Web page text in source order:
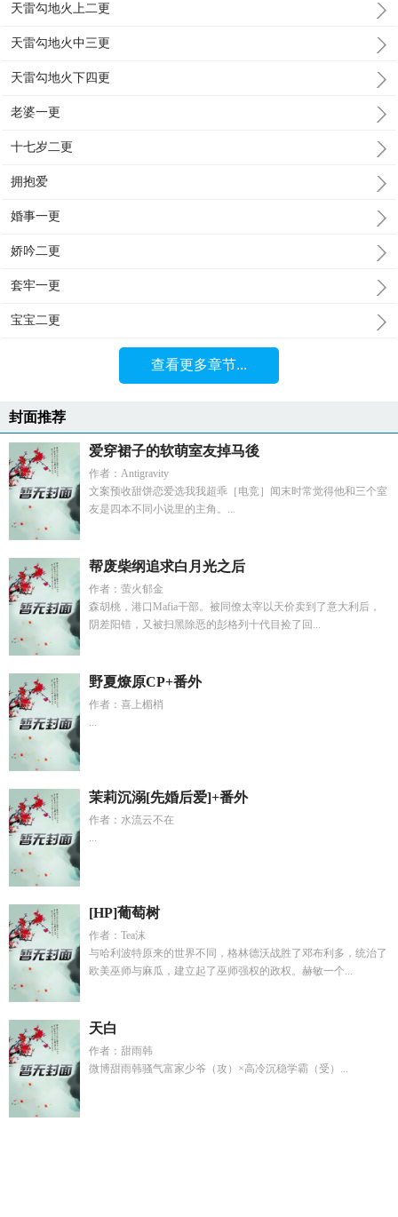
天雷勾地火上二更
天雷勾地火中三更
天雷勾地火下四更
老婆一更
十七岁二更
拥抱爱
婚事一更
娇吟二更
套牢一更
宝宝二更
查看更多章节...
封面推荐
爱穿裙子的软萌室友掉马後
作者：Antigravity
文案预收甜饼恋爱选我我超乖［电竞］闻末时常觉得他和三个室
友是四本不同小说里的主角。...
帮废柴纲追求白月光之后
作者：萤火郁金
森胡桃，港口Mafia干部。被同僚太宰以天价卖到了意大利后，
阴差阳错，又被扫黑除恶的彭格列十代目捡了回...
野夏燎原CP+番外
作者：喜上楣梢
...
茉莉沉溺[先婚后爱]+番外
作者：水流云不在
...
[HP]葡萄树
作者：Tea沫
与哈利波特原来的世界不同，格林德沃战胜了邓布利多，统治了
欧美巫师与麻瓜，建立起了巫师强权的政权。赫敏一个...
天白
作者：甜雨韩
微博甜雨韩骚气富家少爷（攻）×高冷沉稳学霸（受）...